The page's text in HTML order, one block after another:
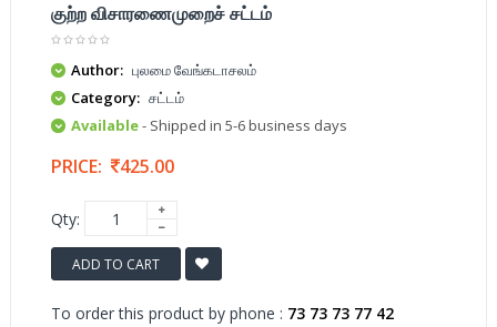
குற்ற விசாரணைமுறைச் சட்டம்
Author: புலமை வேங்கடாசலம்
Category: சட்டம்
Available- Shipped in 5-6 business days
PRICE: 425.00
Qty:
ADD TO CART
To order this product by phone : 73 73 73 77 42